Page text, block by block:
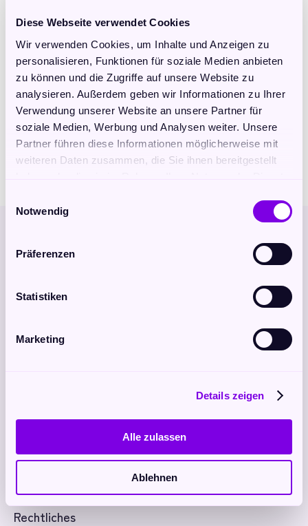
Diese Webseite verwendet Cookies
Wir verwenden Cookies, um Inhalte und Anzeigen zu
personalisieren, Funktionen für soziale Medien anbieten
zu können und die Zugriffe auf unsere Website zu
analysieren. Außerdem geben wir Informationen zu Ihrer
Verwendung unserer Website an unsere Partner für
soziale Medien, Werbung und Analysen weiter. Unsere
Partner führen diese Informationen möglicherweise mit
weiteren Daten zusammen, die Sie ihnen bereitgestellt
Notwendig
Präferenzen
Statistiken
Marketing
Details zeigen
Alle zulassen
Ablehnen
Zellgedächtnis klären
Klärung des Seelenweges
Lichtcodes
Anmeldung per Email unter: info@avataris-
coaching.de
Wo: Zoom
19:00 Uhr - 21:00 Uhr
Avataris
Nützliches
Bücher
Kontakt
Rechtliches